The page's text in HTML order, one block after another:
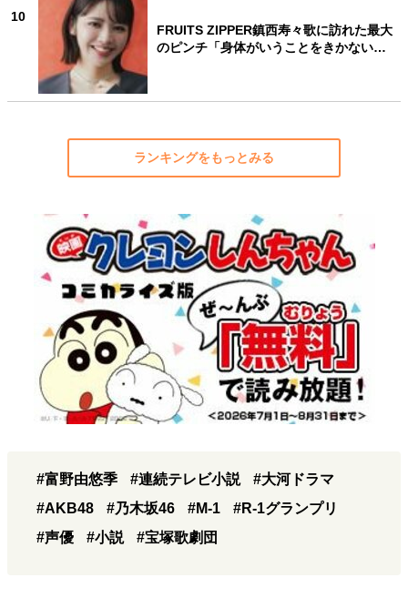
10
FRUITS ZIPPER鎮西寿々歌に訪れた最大
のピンチ「身体がいうことをきかない…
ランキングをもっとみる
#富野由悠季 #連続テレビ小説
#大河ドラマ
#AKB48
#乃木坂46 #M-1
#R-1グランプリ
#声優
#小説 #宝塚歌劇団